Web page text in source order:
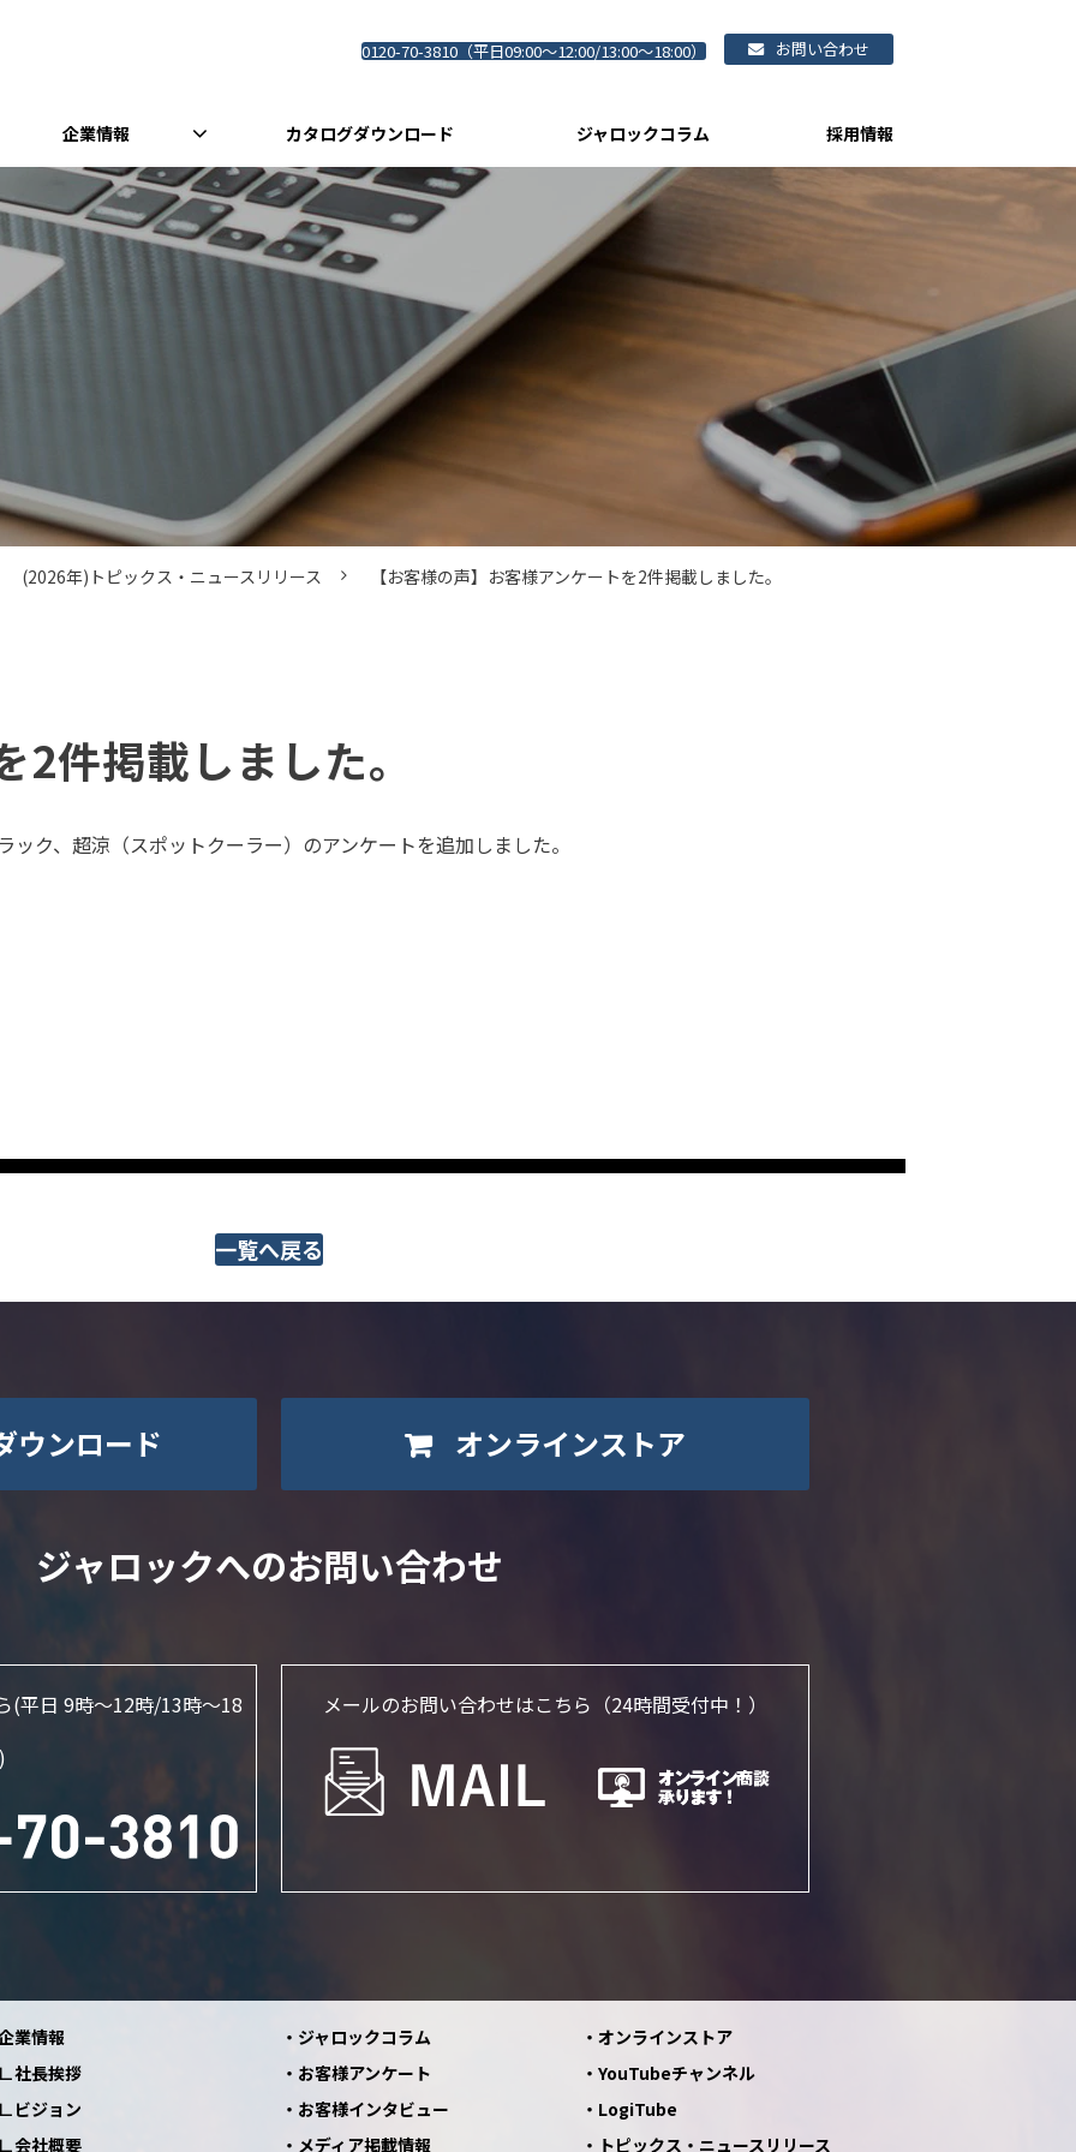
0120-70-3810（平日09:00～12:00/13:00～18:00） お問い合わせ
企業情報 カタログダウンロード ジャロックコラム 採用情報
(2026年)トピックス・ニュースリリース 【お客様の声】お客様アンケートを2件掲載しました。
2件掲載しました。
ク、超涼（スポットクーラー）のアンケートを追加しました。
一覧へ戻る
ウンロード オンラインストア
ジャロックへのお問い合わせ
(平日 9時～12時/13時〜18
メールのお問い合わせはこちら （24時間受付中！）
業情報
社長挨拶
ビジョン
会社概要
ジャロックコラム
お客様アンケート
お客様インタビュー
メディア掲載情報
オンラインストア
YouTubeチャンネル
LogiTube
トピックス・ニュースリリース